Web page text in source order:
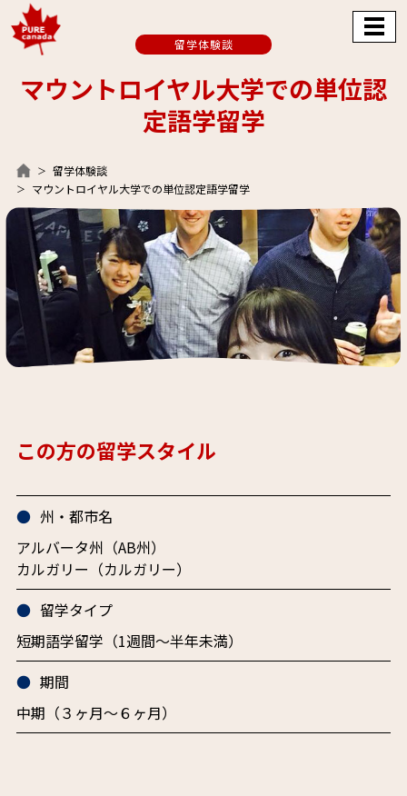
マウントロイヤル大学での単位認
定語学留学
留学体験談
マウントロイヤル大学での単位認定語学留学
留学体験談
この方の留学スタイル
州・都市名
アルバータ州（AB州）
カルガリー（カルガリー）
留学タイプ
短期語学留学（1週間～半年未満）
期間
中期（３ヶ月〜６ヶ月）